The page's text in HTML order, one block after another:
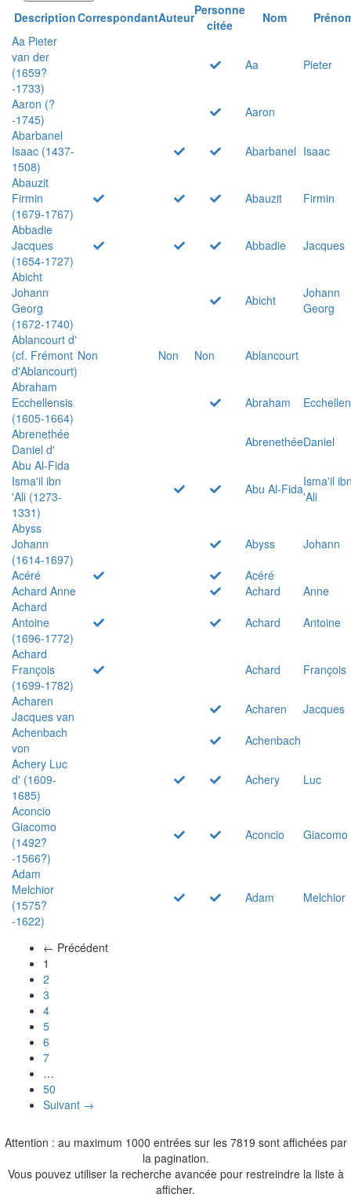
DescriptionCorrespondantAuteurPersonne
citée
Nom
Aa Pieter
van der
(1659?
-1733)
Aa Pieter
Aaron (?
-1745)
Aaron
Abarbanel
Isaac (1437-
1508)
Abarbanel Isaac
Abauzit
Firmin
(1679-1767)
Abauzit
Firmin
Abbadie
Jacques
(1654-1727)
Abbadie
Jacques
Abicht
Johann
Georg
(1672-1740)
Abicht
Johann
Georg
Ablancourt d'
(cf. Frémont
d'Ablancourt)
Non Non Non
Ablancourt
Abraham
Ecchellensis
(1605-1664)
Abraham
Abrenethée
Daniel d'
AbrenethéeDaniel
Abu Al-Fida
Isma'il ibn
'Ali (1273-
1331)
Abu Al-FidaIsma'il
'Ali
Abyss
Johann
(1614-1697)
Abyss
Johann
Acéré
Acéré
Achard Anne
Achard
Anne
Achard
Antoine
(1696-1772)
Achard
Antoine
Achard
François
(1699-1782)
Achard
François
Acharen
Jacques van
Acharen
Jacques
Achenbach
von
Achenbach
Achery Luc
d' (1609-
1685)
Achery
Luc
Aconcio
Giacomo
(1492?
-1566?)
Aconcio Giacomo
Adam
Melchior
(1575?
-1622)
Adam Melchior
← Précédent
1
2
3
4
5
6
7
…
50
Suivant →
Attention : au maximum 1000 entrées sur les 7819 sont affichées par
la pagination.
Vous pouvez utiliser la recherche avancée pour restreindre la liste à
afficher.